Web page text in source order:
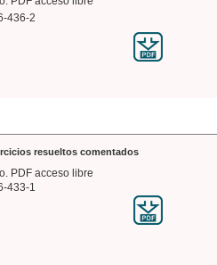
436-2
resueltos comentados
PDF acceso libre
433-1